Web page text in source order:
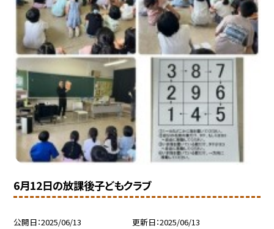
6月12日の放課後子どもクラブ
公開日 2025/06/13 更新日 2025/06/13